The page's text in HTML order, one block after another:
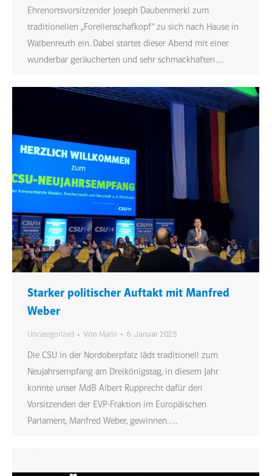
Ehrenortsvorsitzender Joseph Daubenmerkl zum
traditionellen „Forellenschafkopf“ zu sich nach Hause in
Walbenreuth ein. Dabei startet dieser Abend mit einer
wunderbar geräucherten und sehr schmackhaften…
Starker politischer Auftakt mit Manfred
Weber
Uncategorized Von Mario 6. Januar 2025
Die CSU in der Nordoberpfalz lädt traditionell zum
Neujahrsempfang am Dreikönigstag, in diesem Jahr
konnte unser MdB Albert Rupprecht dafür den
Vorsitzenden der EVP-Fraktion im Europäischen
Parlament, Manfred Weber, gewinnen.…